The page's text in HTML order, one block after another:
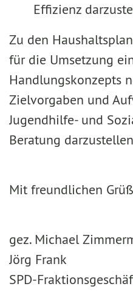
Effizienz
Zu den
für die Umsetzung
Handlungskonzepts
Zielvorgaben und
Jugendhilfe- und
Beratung
Mit freundlichen
gez. Michael
Jörg Frank
SPD-